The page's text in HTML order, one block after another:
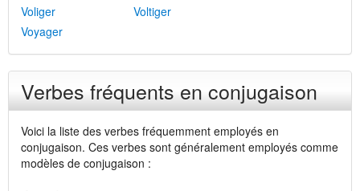
Voliger
Voltiger
Voyager
Verbes fréquents en conjugaison
Voici la liste des verbes fréquemment employés en
conjugaison. Ces verbes sont généralement employés comme
modèles de conjugaison :